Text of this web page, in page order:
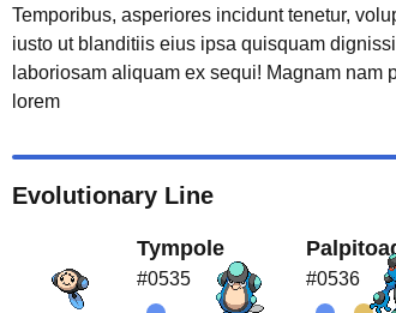
Temporibus, asperiores incidunt tenetur,
iusto ut blanditiis eius ipsa quisquam
laboriosam aliquam ex sequi! Magnam nam
lorem
Evolutionary Line
Tympole
#0535 #0536